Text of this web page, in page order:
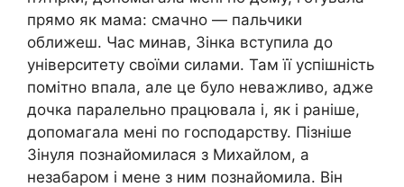
прямо як мама: смачно — пальчики
оближеш. Час минав, Зінка вступила до
університету своїми силами. Там її успішність
помітно впала, але це було неважливо, адже
дочка паралельно працювала і, як і раніше,
допомагала мені по господарству. Пізніше
Зінуля познайомилася з Михайлом, а
незабаром і мене з ним познайомила. Він